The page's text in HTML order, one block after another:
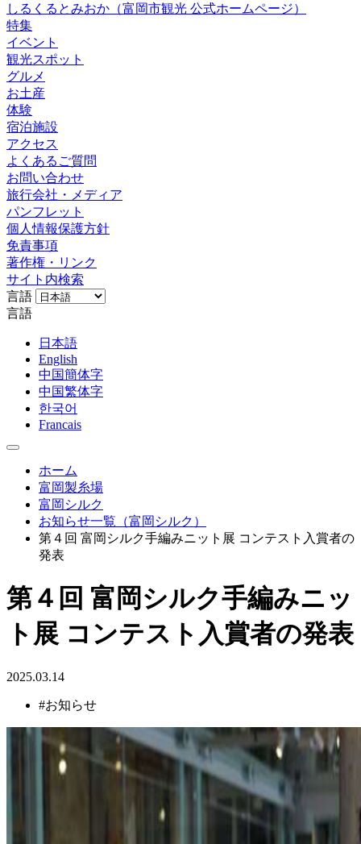
しるくるとみおか （富岡市観光 公式ホームページ）
特集
イベント
観光スポット
グルメ
お土産
体験
宿泊施設
アクセス
よくあるご質問
お問い合わせ
旅行会社・メディア
パンフレット
個人情報保護方針
免責事項
著作権・リンク
サイト内検索
言語
言語
日本語
English
中国簡体字
中国繁体字
한국어
Francais
ホーム
富岡製糸場
富岡シルク
お知らせ一覧（富岡シルク）
第４回 富岡シルク手編みニット展 コンテスト入賞者の
発表
第４回 富岡シルク手編みニッ
ト展 コンテスト入賞者の発表
2025.03.14
#お知らせ